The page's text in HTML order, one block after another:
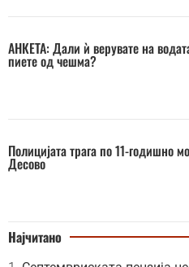
АНКЕТА: Дали ѝ верувате на
пиете од чешма?
Полицијата трага по 11-годишно
Десово
Најчитано